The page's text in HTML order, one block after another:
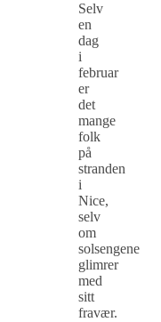
Selv
en
dag
i
februar
er
det
mange
folk
på
stranden
i
Nice,
selv
om
solsengene
glimrer
med
sitt
fravær.